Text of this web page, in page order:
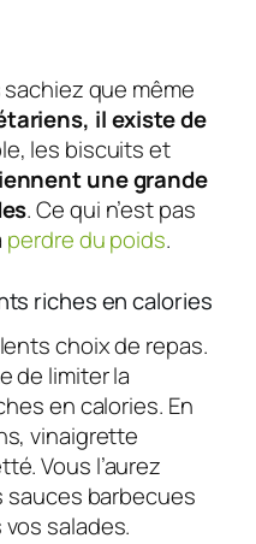
que même
il existe de
les biscuits et
une grande
. Ce qui n’est pas
perdre du poids.
riches en calories
choix de repas.
de limiter la
en calories. En
vinaigrette
Vous l’aurez
sauces barbecues
salades.